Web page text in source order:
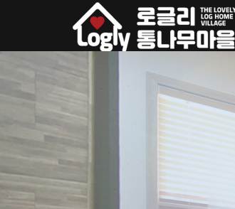
toggle_navigation